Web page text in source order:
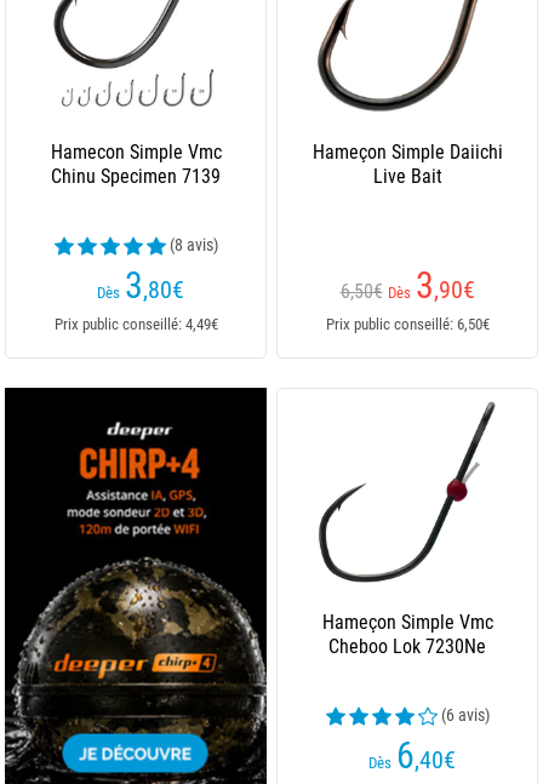
Hamecon Simple Vmc
Chinu Specimen 7139
(8 avis)
Dès 3,80€
Prix public conseillé: 4,49€
Hameçon Simple Daiichi
Live Bait
6,50€ Dès 3,90€
Prix public conseillé: 6,50€
Hameçon Simple Vmc
Cheboo Lok 7230Ne
(6 avis)
Dès 6,40€